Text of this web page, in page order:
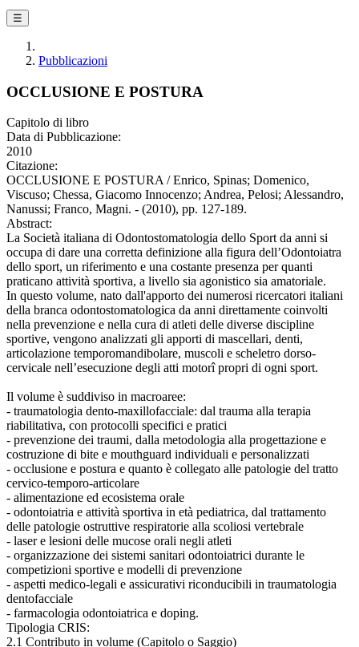
☰
Pubblicazioni
OCCLUSIONE E POSTURA
Capitolo di libro
Data di Pubblicazione:
2010
Citazione:
OCCLUSIONE E POSTURA / Enrico, Spinas; Domenico,
Viscuso; Chessa, Giacomo Innocenzo; Andrea, Pelosi; Alessandro,
Nanussi; Franco, Magni. - (2010), pp. 127-189.
Abstract:
La Società italiana di Odontostomatologia dello Sport da anni si
occupa di dare una corretta definizione alla figura dell’Odontoiatra
dello sport, un riferimento e una costante presenza per quanti
praticano attività sportiva, a livello sia agonistico sia amatoriale.
In questo volume, nato dall'apporto dei numerosi ricercatori italiani
della branca odontostomatologica da anni direttamente coinvolti
nella prevenzione e nella cura di atleti delle diverse discipline
sportive, vengono analizzati gli apporti di mascellari, denti,
articolazione temporomandibolare, muscoli e scheletro dorso-
cervicale nell’esecuzione degli atti motorî propri di ogni sport.
Il volume è suddiviso in macroaree:
- traumatologia dento-maxillofacciale: dal trauma alla terapia
riabilitativa, con protocolli specifici e pratici
- prevenzione dei traumi, dalla metodologia alla progettazione e
costruzione di bite e mouthguard individuali e personalizzati
- occlusione e postura e quanto è collegato alle patologie del tratto
cervico-temporo-articolare
- alimentazione ed ecosistema orale
- odontoiatria e attività sportiva in età pediatrica, dal trattamento
delle patologie ostruttive respiratorie alla scoliosi vertebrale
- laser e lesioni delle mucose orali negli atleti
- organizzazione dei sistemi sanitari odontoiatrici durante le
competizioni sportive e modelli di prevenzione
- aspetti medico-legali e assicurativi riconducibili in traumatologia
dentofacciale
- farmacologia odontoiatrica e doping.
Tipologia CRIS:
2.1 Contributo in volume (Capitolo o Saggio)